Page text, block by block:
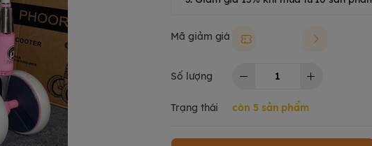
Mã giảm giá Moki50k
Số lượng
Trạng thái còn 5 sản phẩm